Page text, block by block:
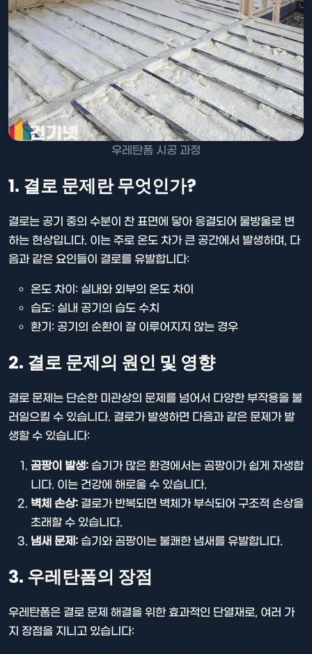
우레탄폼 시공 과정
1. 결로 문제란 무엇인가?
결로는 공기 중의 수분이 찬 표면에 닿아 응결되어 물방울로 변
하는 현상입니다. 이는 주로 온도 차가 큰 공간에서 발생하며, 다
음과 같은 요인들이 결로를 유발합니다:
온도 차이: 실내와 외부의 온도 차이
습도: 실내 공기의 습도 수치
환기: 공기의 순환이 잘 이루어지지 않는 경우
2. 결로 문제의 원인 및 영향
결로 문제는 단순한 미관상의 문제를 넘어서 다양한 부작용을 불
러일으킬 수 있습니다. 결로가 발생하면 다음과 같은 문제가 발
생할 수 있습니다:
곰팡이 발생: 습기가 많은 환경에서는 곰팡이가 쉽게 자생합
니다. 이는 건강에 해로울 수 있습니다.
벽체 손상: 결로가 반복되면 벽체가 부식되어 구조적 손상을
초래할 수 있습니다.
냄새 문제: 습기와 곰팡이는 불쾌한 냄새를 유발합니다.
3. 우레탄폼의 장점
우레탄폼은 결로 문제 해결을 위한 효과적인 단열재로, 여러 가
지 장점을 지니고 있습니다: